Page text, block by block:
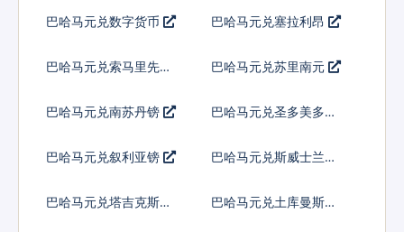
巴哈马元兑数字货币 巴哈马元兑塞拉利昂
巴哈马元兑索马里先令 巴哈马元兑苏里南元
巴哈马元兑南苏丹镑
巴哈马元兑圣多美多布
巴哈马元兑叙利亚镑
巴哈马元兑斯威士兰里
巴哈马元兑塔吉克斯坦
巴哈马元兑土库曼斯坦